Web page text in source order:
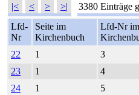
|< < > >| 3380 Einträge
Lfd-
Nr
Seite im
Kirchenbuch
Lfd-Nr im
22
1 3
23
1 4
24
1 5